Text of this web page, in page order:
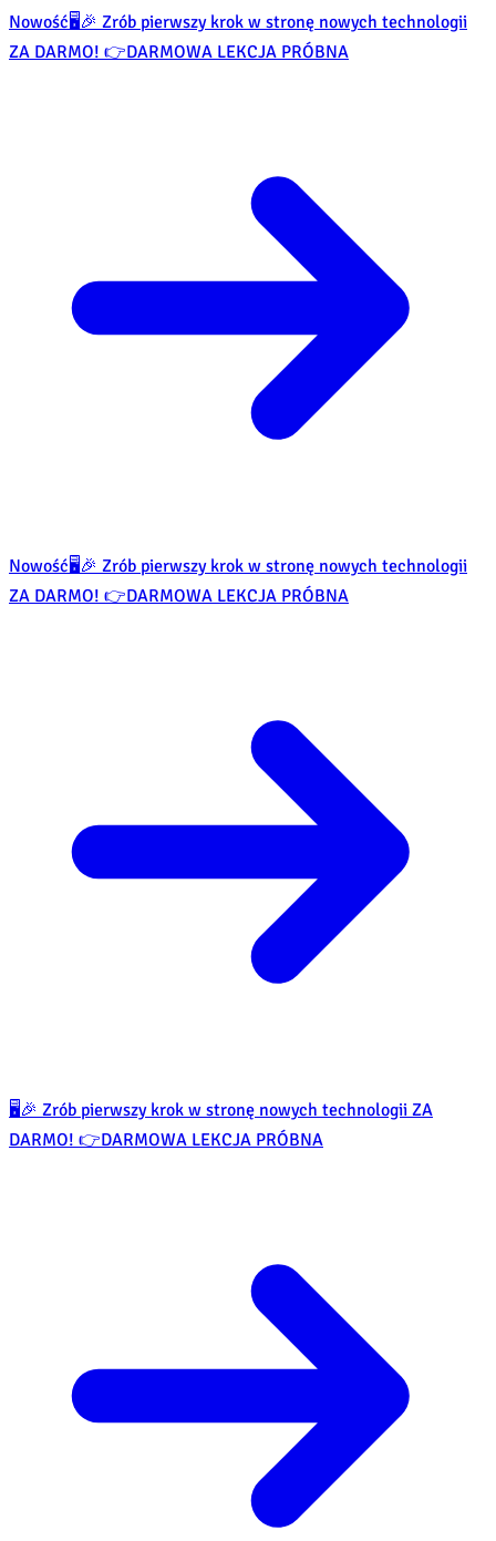
Nowość🖥️🎉 Zrób pierwszy krok w stronę nowych technologii
ZA DARMO! 👉DARMOWA LEKCJA PRÓBNA
Nowość🖥️🎉 Zrób pierwszy krok w stronę nowych technologii
ZA DARMO! 👉DARMOWA LEKCJA PRÓBNA
🖥️🎉 Zrób pierwszy krok w stronę nowych technologii ZA
DARMO! 👉DARMOWA LEKCJA PRÓBNA